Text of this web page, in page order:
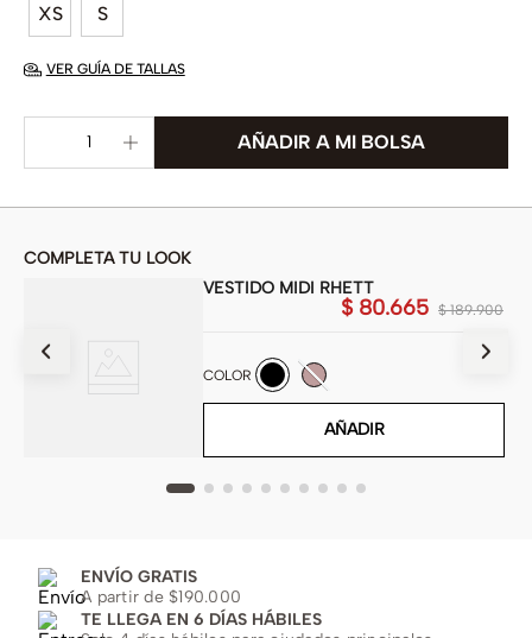
XS S
VER GUÍA DE TALLAS
COMPLETA TU LOOK
VESTIDO MIDI RHETT
$ 189.900
$ 80.665
COLOR
AÑADIR
ENVÍO GRATIS
A partir de $190.000
TE LLEGA EN 6 DÍAS HÁBILES